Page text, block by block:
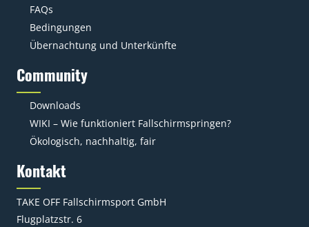
FAQs
Bedingungen
Übernachtung und Unterkünfte
Community
Downloads
WIKI – Wie funktioniert Fallschirmspringen?
Ökologisch, nachhaltig, fair
Kontakt
TAKE OFF Fallschirmsport GmbH
Flugplatzstr. 6